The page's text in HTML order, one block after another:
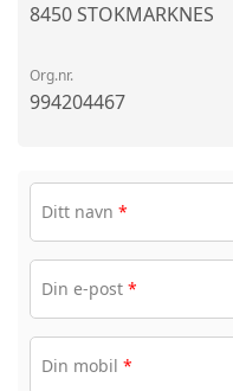
8450 STOKMARKNES
Org.nr.
994204467
Ditt navn *
Din e-post *
Din mobil *